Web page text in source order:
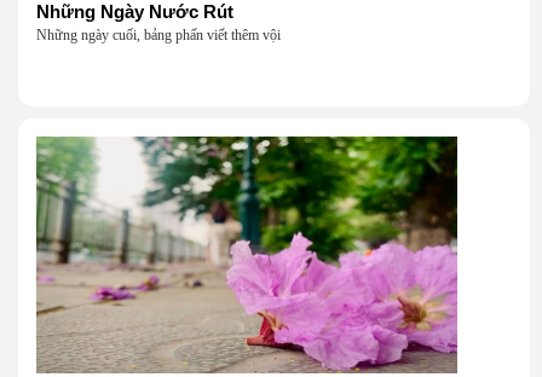
Những Ngày Nước Rút
Những ngày cuối, bảng phấn viết thêm vội